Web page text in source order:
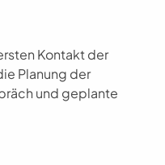
Kontakt der
Planung der
und geplante